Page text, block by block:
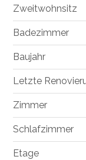
Zweitwohnsitz
Badezimmer
Baujahr
Letzte
Zimmer
Schlafzimmer
Etage